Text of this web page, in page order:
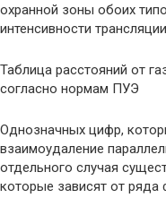
охранной зоны обоих
интенсивности
Таблица расстояний от
согласно нормам ПУЭ
Однозначных цифр,
взаимоудаление
отдельного случая
которые зависят от